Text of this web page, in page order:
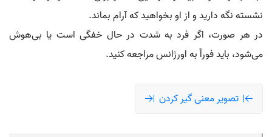
نشسته نگه دارید و از او بخواهید که آرام بماند.
در هر صورت، اگر فرد به شدت در حال خفگی است یا بی‌هوش
می‌شود، باید فوراً به اورژانس مراجعه کنید.
تصویر معنی گیر کردن